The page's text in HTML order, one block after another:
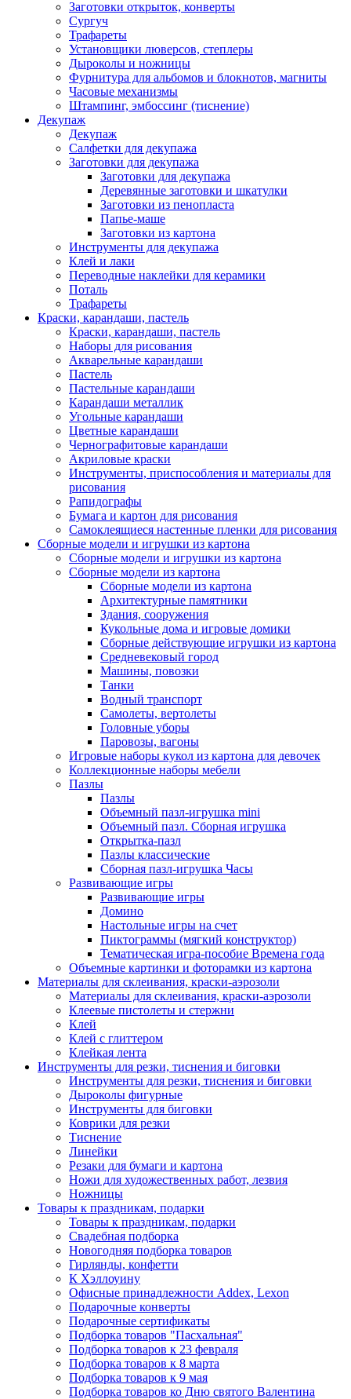
Заготовки открыток, конверты
Сургуч
Трафареты
Установщики люверсов, степлеры
Дыроколы и ножницы
Фурнитура для альбомов и блокнотов, магниты
Часовые механизмы
Штампинг, эмбоссинг (тиснение)
Декупаж
Декупаж
Салфетки для декупажа
Заготовки для декупажа
Заготовки для декупажа
Деревянные заготовки и шкатулки
Заготовки из пенопласта
Папье-маше
Заготовки из картона
Инструменты для декупажа
Клей и лаки
Переводные наклейки для керамики
Поталь
Трафареты
Краски, карандаши, пастель
Краски, карандаши, пастель
Наборы для рисования
Акварельные карандаши
Пастель
Пастельные карандаши
Карандаши металлик
Угольные карандаши
Цветные карандаши
Чернографитовые карандаши
Акриловые краски
Инструменты, приспособления и материалы для
рисования
Рапидографы
Бумага и картон для рисования
Самоклеящиеся настенные пленки для рисования
Сборные модели и игрушки из картона
Сборные модели и игрушки из картона
Сборные модели из картона
Сборные модели из картона
Архитектурные памятники
Здания, сооружения
Кукольные дома и игровые домики
Сборные действующие игрушки из картона
Средневековый город
Машины, повозки
Танки
Водный транспорт
Самолеты, вертолеты
Головные уборы
Паровозы, вагоны
Игровые наборы кукол из картона для девочек
Коллекционные наборы мебели
Пазлы
Пазлы
Объемный пазл-игрушка mini
Объемный пазл. Сборная игрушка
Открытка-пазл
Пазлы классические
Сборная пазл-игрушка Часы
Развивающие игры
Развивающие игры
Домино
Настольные игры на счет
Пиктограммы (мягкий конструктор)
Тематическая игра-пособие Времена года
Объемные картинки и фоторамки из картона
Материалы для склеивания, краски-аэрозоли
Материалы для склеивания, краски-аэрозоли
Клеевые пистолеты и стержни
Клей
Клей с глиттером
Клейкая лента
Инструменты для резки, тиснения и биговки
Инструменты для резки, тиснения и биговки
Дыроколы фигурные
Инструменты для биговки
Коврики для резки
Тиснение
Линейки
Резаки для бумаги и картона
Ножи для художественных работ, лезвия
Ножницы
Товары к праздникам, подарки
Товары к праздникам, подарки
Свадебная подборка
Новогодняя подборка товаров
Гирлянды, конфетти
К Хэллоуину
Офисные принадлежности Addex, Lexon
Подарочные конверты
Подарочные сертификаты
Подборка товаров "Пасхальная"
Подборка товаров к 23 февраля
Подборка товаров к 8 марта
Подборка товаров к 9 мая
Подборка товаров ко Дню святого Валентина